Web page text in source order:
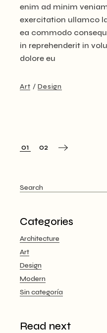
enim ad minim
exercitation ullamco
ea commodo
in reprehenderit in
dolore eu
Art Design
Navegación
entradas
01 02
Search
for:
Categories
Architecture
Art
Design
Modern
Sin categoría
Read next